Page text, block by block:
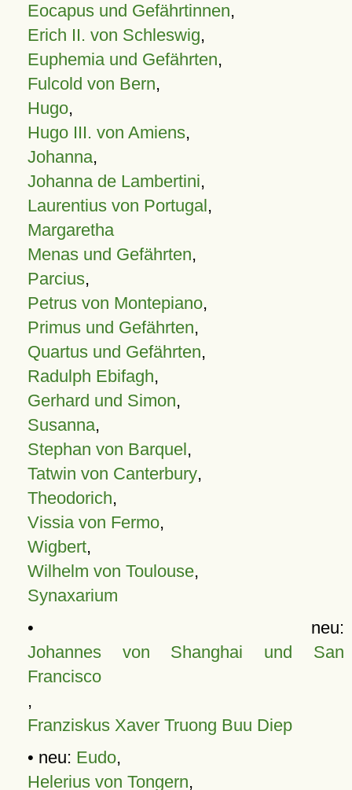
Eocapus und Gefährtinnen,
Erich II. von Schleswig,
Euphemia und Gefährten,
Fulcold von Bern,
Hugo,
Hugo III. von Amiens,
Johanna,
Johanna de Lambertini,
Laurentius von Portugal,
Margaretha
Menas und Gefährten,
Parcius,
Petrus von Montepiano,
Primus und Gefährten,
Quartus und Gefährten,
Radulph Ebifagh,
Gerhard und Simon,
Susanna,
Stephan von Barquel,
Tatwin von Canterbury,
Theodorich,
Vissia von Fermo,
Wigbert,
Wilhelm von Toulouse,
Synaxarium
• neu:
Johannes von Shanghai und San
Francisco
,
Franziskus Xaver Truong Buu Diep
• neu: Eudo,
Helerius von Tongern,